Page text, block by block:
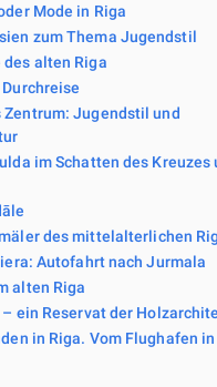
Mode in Riga
zum Thema Jugendstil
alten Riga
Zentrum: Jugendstil und
im Schatten des Kreuzes
des mittelalterlichen
Autofahrt nach Jurmala
alten Riga
ein Reservat der
in Riga. Vom Flughafen